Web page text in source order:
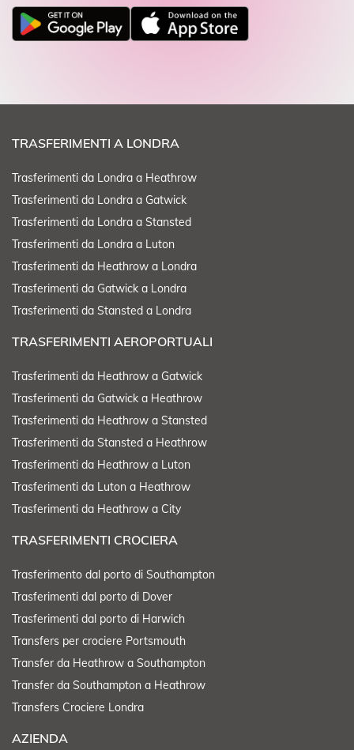
TRASFERIMENTI A LONDRA
Trasferimenti da Londra a Heathrow
Trasferimenti da Londra a Gatwick
Trasferimenti da Londra a Stansted
Trasferimenti da Londra a Luton
Trasferimenti da Heathrow a Londra
Trasferimenti da Gatwick a Londra
Trasferimenti da Stansted a Londra
TRASFERIMENTI AEROPORTUALI
Trasferimenti da Heathrow a Gatwick
Trasferimenti da Gatwick a Heathrow
Trasferimenti da Heathrow a Stansted
Trasferimenti da Stansted a Heathrow
Trasferimenti da Heathrow a Luton
Trasferimenti da Luton a Heathrow
Trasferimenti da Heathrow a City
TRASFERIMENTI CROCIERA
Trasferimento dal porto di Southampton
Trasferimenti dal porto di Dover
Trasferimenti dal porto di Harwich
Transfers per crociere Portsmouth
Transfer da Heathrow a Southampton
Transfer da Southampton a Heathrow
Transfers Crociere Londra
AZIENDA